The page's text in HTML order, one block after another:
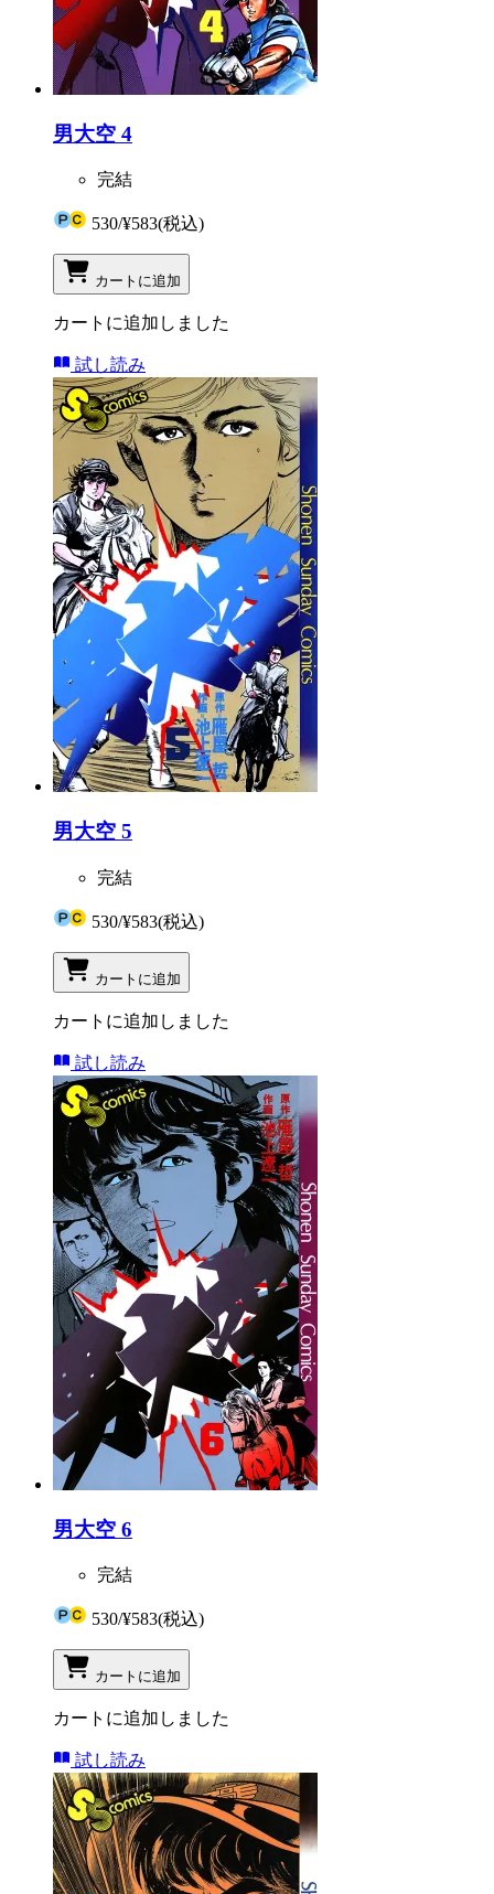
男大空 4
完結
530/¥583(税込)
カートに追加
カートに追加しました
試し読み
男大空 5
完結
530/¥583(税込)
カートに追加
カートに追加しました
試し読み
男大空 6
完結
530/¥583(税込)
カートに追加
カートに追加しました
試し読み